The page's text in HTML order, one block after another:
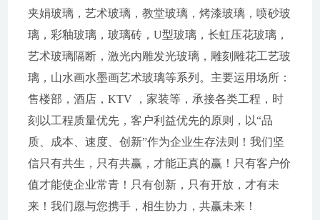
夹娟玻璃，艺术玻璃，教堂玻璃，烤漆玻璃，喷砂玻
璃，彩釉玻璃，玻璃砖，U型玻璃，长虹压花玻璃，
艺术玻璃隔断，激光内雕发光玻璃，雕刻雕花工艺玻
璃，山水画水墨画艺术玻璃等系列。主要运用场所：
售楼部，酒店，KTV ，家装等，承接各类工程，时
刻以工程质量优先，客户利益优先的原则，以“品
质、成本、速度、创新”作为企业生存法则！我们坚
信只有共生，只有共赢，才能正真的赢！只有客户价
值才能使企业常青！只有创新，只有开放，才有未
来！我们愿与您携手，相生协力，共赢未来！